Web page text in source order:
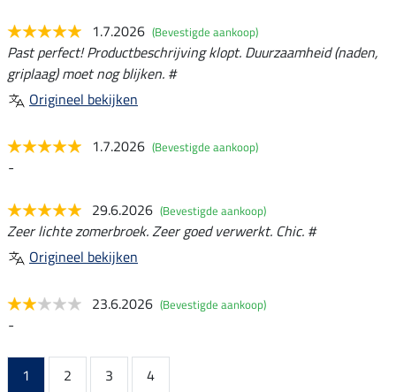
1.7.2026 (Bevestigde aankoop)
Past perfect! Productbeschrijving klopt. Duurzaamheid (naden,
griplaag) moet nog blijken. #
Origineel bekijken
1.7.2026 (Bevestigde aankoop)
-
29.6.2026 (Bevestigde aankoop)
Zeer lichte zomerbroek. Zeer goed verwerkt. Chic. #
Origineel bekijken
23.6.2026 (Bevestigde aankoop)
-
1 2 3
4